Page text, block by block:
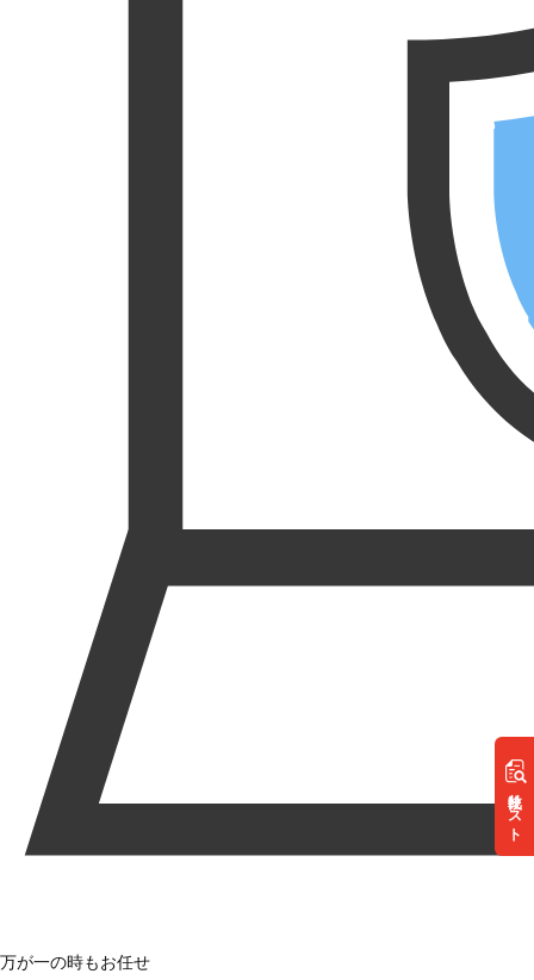
リスト
万が一の時もお任せ